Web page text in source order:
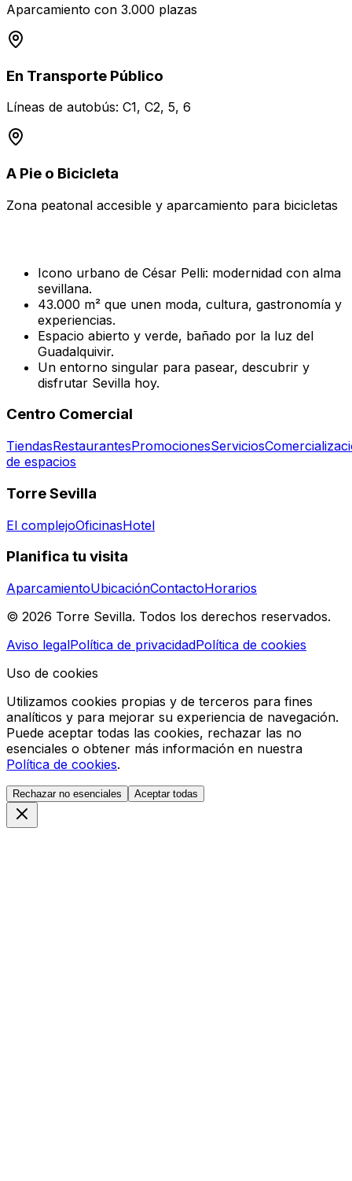
Aparcamiento con 3.000 plazas
En Transporte Público
Líneas de autobús: C1, C2, 5, 6
A Pie o Bicicleta
Zona peatonal accesible y aparcamiento para bicicletas
Icono urbano de César Pelli: modernidad con alma
sevillana.
43.000 m² que unen moda, cultura, gastronomía y
experiencias.
Espacio abierto y verde, bañado por la luz del
Guadalquivir.
Un entorno singular para pasear, descubrir y
disfrutar Sevilla hoy.
Centro Comercial
TiendasRestaurantesPromocionesServicios
de espacios
Torre Sevilla
El complejoOficinasHotel
Planifica tu visita
AparcamientoUbicaciónContactoHorarios
© 2026 Torre Sevilla. Todos los derechos reservados.
Aviso legalPolítica de privacidadPolítica de cookies
Uso de cookies
Utilizamos cookies propias y de terceros para fines
analíticos y para mejorar su experiencia de navegación.
Puede aceptar todas las cookies, rechazar las no
esenciales o obtener más información en nuestra
Política de cookies.
Rechazar no esenciales Aceptar todas